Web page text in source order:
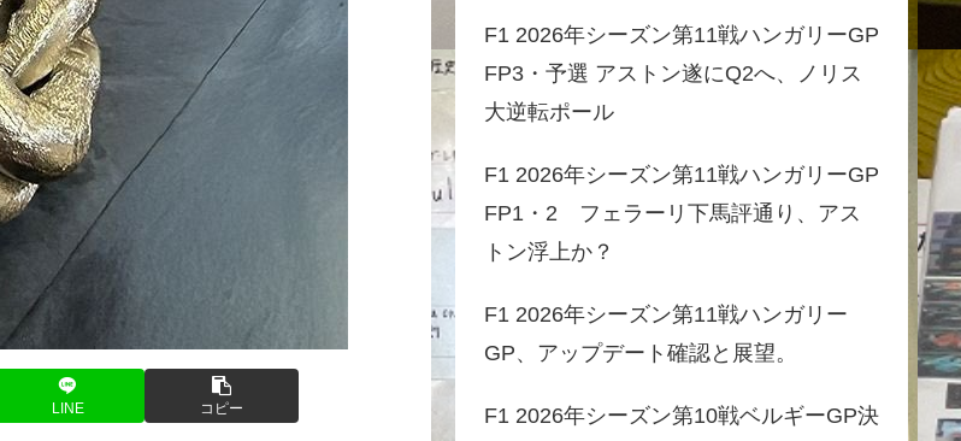
LINE コピー
F1 2026年シーズン第11戦ハンガリーGP
FP3・予選 アストン遂にQ2へ、ノリス
大逆転ポール
F1 2026年シーズン第11戦ハンガリーGP
FP1・2 フェラーリ下馬評通り、アス
トン浮上か？
F1 2026年シーズン第11戦ハンガリー
GP、アップデート確認と展望。
F1 2026年シーズン第10戦ベルギーGP決